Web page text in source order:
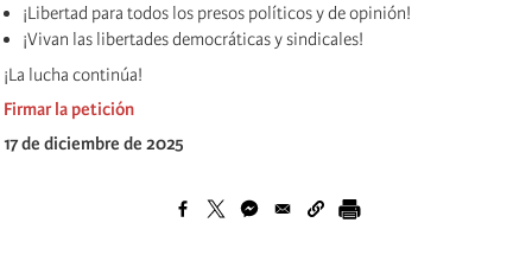
¡Libertad para todos los presos políticos y de opinión!
¡Vivan las libertades democráticas y sindicales!
¡La lucha continúa!
Firmar la petición
17 de diciembre de 2025